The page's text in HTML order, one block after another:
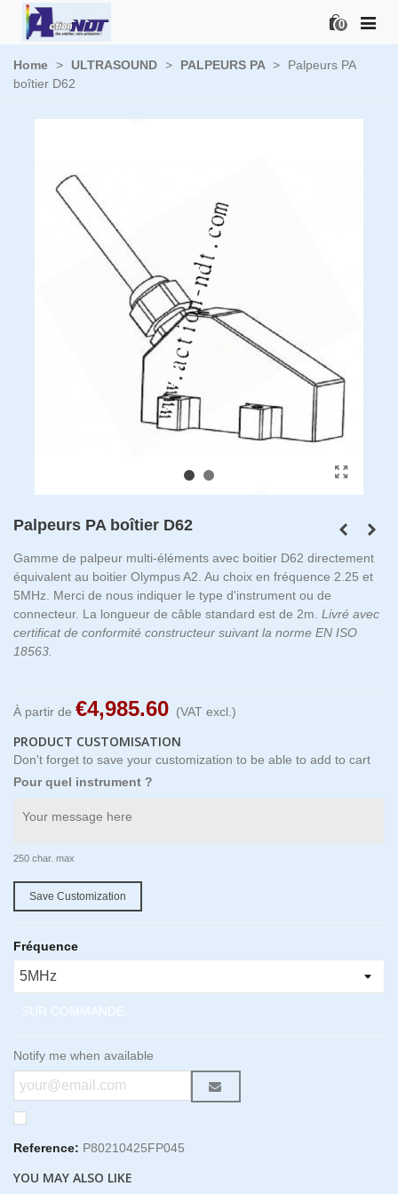
0
Home > ULTRASOUND > PALPEURS PA >
Palpeurs PA
boîtier D62
Palpeurs PA boîtier D62
Gamme de palpeur multi-éléments avec boitier D62 directement
équivalent au boitier Olympus A2. Au choix en fréquence 2.25 et
5MHz. Merci de nous indiquer le type d'instrument ou de
connecteur. La longueur de câble standard est de 2m. Livré avec
certificat de conformité constructeur suivant la norme EN ISO
18563.
À partir de €4,985.60 (VAT excl.)
PRODUCT CUSTOMISATION
Don't forget to save your customization to be able to add to cart
Pour quel instrument ?
250 char. max
Save Customization
Fréquence
SUR COMMANDE
Notify me when available
Reference: P80210425FP045
YOU MAY ALSO LIKE